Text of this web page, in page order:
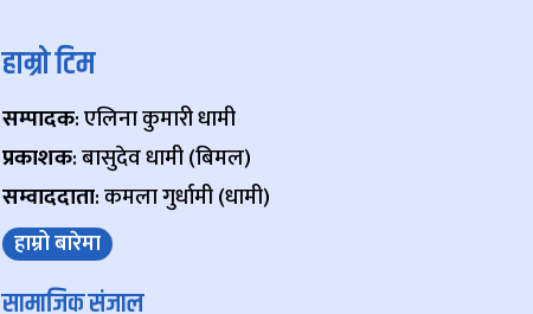
हाम्रो टिम
सम्पादक: एलिना कुमारी धामी
प्रकाशक: बासुदेव धामी (बिमल)
सम्वाददाता: कमला गुर्धामी (धामी)
हाम्रो बारेमा
सामाजिक संजाल